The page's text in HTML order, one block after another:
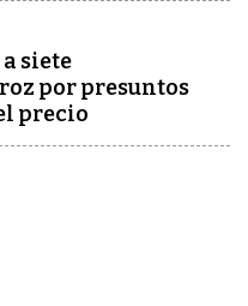
siete
por presuntos
precio